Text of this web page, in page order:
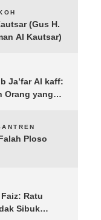
(Gus H.
Al Kautsar)
Ja’far Al kaff:
Orang yang
Ploso
Ratu
Sibuk